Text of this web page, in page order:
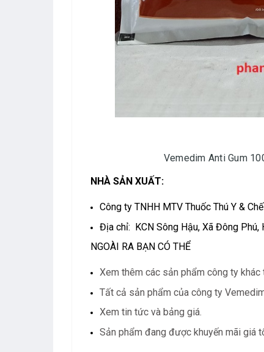
Vemedim Anti Gum
NHÀ SẢN XUẤT:
Công ty TNHH MTV Thuốc Thú Y &
Địa chỉ: KCN Sông Hậu, Xã Đông Phú,
NGOÀI RA BẠN CÓ THỂ
Xem thêm các sản phẩm công ty khác
Tất cả sản phẩm của công ty
Xem tin tức và bảng giá.
Sản phẩm đang được khuyến mãi giá